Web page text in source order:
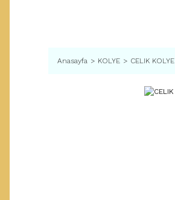
Anasayfa KOLYE CELIK KOLYE